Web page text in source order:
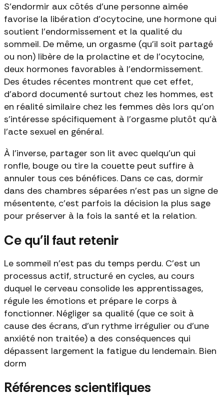
S'endormir aux côtés d'une personne aimée
favorise la libération d'ocytocine, une hormone qui
soutient l'endormissement et la qualité du
sommeil. De même, un orgasme (qu'il soit partagé
ou non) libère de la prolactine et de l'ocytocine,
deux hormones favorables à l'endormissement.
Des études récentes montrent que cet effet,
d'abord documenté surtout chez les hommes, est
en réalité similaire chez les femmes dès lors qu'on
s'intéresse spécifiquement à l'orgasme plutôt qu'à
l'acte sexuel en général.
À l'inverse, partager son lit avec quelqu'un qui
ronfle, bouge ou tire la couette peut suffire à
annuler tous ces bénéfices. Dans ce cas, dormir
dans des chambres séparées n'est pas un signe de
mésentente, c'est parfois la décision la plus sage
pour préserver à la fois la santé et la relation.
Ce qu'il faut retenir
Le sommeil n'est pas du temps perdu. C'est un
processus actif, structuré en cycles, au cours
duquel le cerveau consolide les apprentissages,
régule les émotions et prépare le corps à
fonctionner. Négliger sa qualité (que ce soit à
cause des écrans, d'un rythme irrégulier ou d'une
anxiété non traitée) a des conséquences qui
dépassent largement la fatigue du lendemain. Bien
dorm
Références scientifiques